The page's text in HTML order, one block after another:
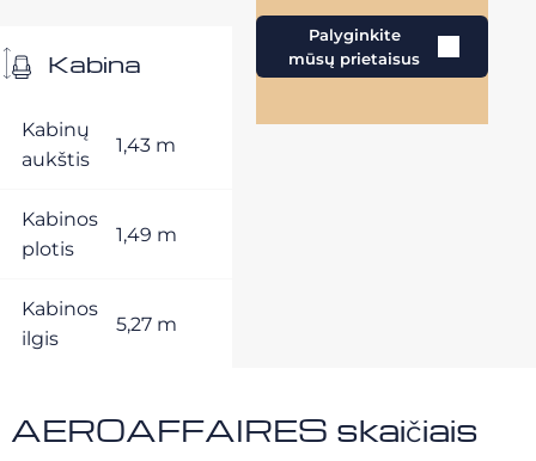
Kabina
Kabinų
aukštis
1,43 m
Kabinos
plotis
1,49 m
Kabinos
ilgis
5,27 m
Palyginkite
mūsų prietaisus
AEROAFFAIRES skaičiais